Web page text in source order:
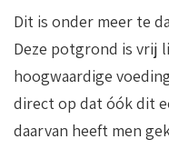
Dit is onder meer te
Deze potgrond is vrij
hoogwaardige
direct op dat óók dit
daarvan heeft men